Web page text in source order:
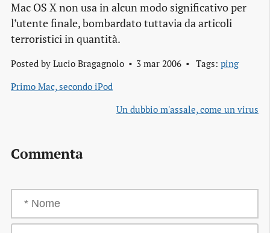
Mac OS X non usa in alcun modo significativo per
l’utente finale, bombardato tuttavia da articoli
terroristici in quantità.
Posted by Lucio Bragagnolo 3 mar 2006 Tags: ping
Primo Mac, secondo iPod
Un dubbio m'assale, come un virus
Commenta